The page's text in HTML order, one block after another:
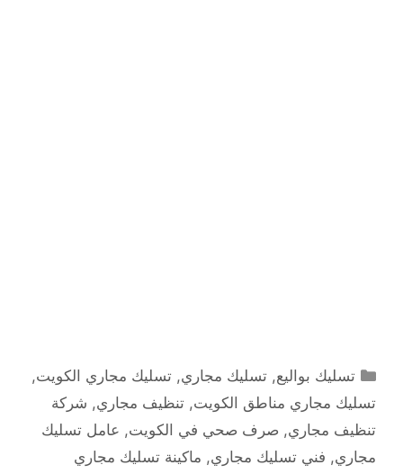
التصنيفات
تسليك بواليع,تسليك مجاري,تسليك مجاري الكويت,
تسليك مجاري مناطق الكويت, تنظيف مجاري, شركة
تنظيف مجاري, صرف صحي في الكويت, عامل تسليك
مجاري, فني تسليك مجاري, ماكينة تسليك مجاري